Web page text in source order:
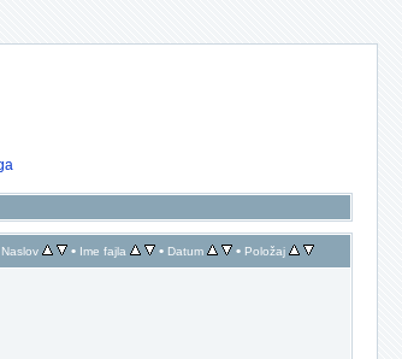
Naslov • Ime fajla • Datum • Položaj